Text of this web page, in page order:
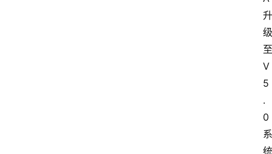
升
级
至
V
5
.
0
系
统